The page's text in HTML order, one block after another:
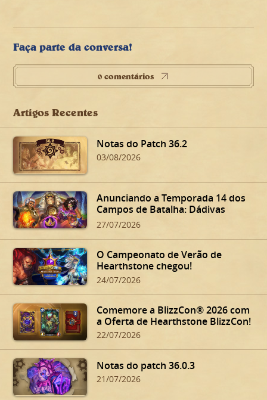
Faça parte da conversa!
0 comentários
Artigos Recentes
Notas do Patch 36.2
03/08/2026
Anunciando a Temporada 14 dos
Campos de Batalha: Dádivas
Sinistras de Dalaran!
27/07/2026
O Campeonato de Verão de
Hearthstone chegou!
24/07/2026
Comemore a BlizzCon® 2026 com
a Oferta de Hearthstone BlizzCon!
22/07/2026
Notas do patch 36.0.3
21/07/2026